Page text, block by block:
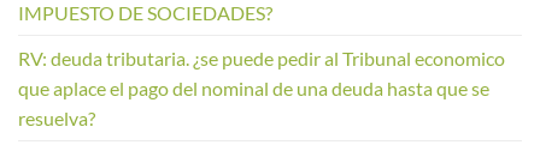
IMPUESTO DE SOCIEDADES?
RV: deuda tributaria. ¿se puede pedir al Tribunal economico
que aplace el pago del nominal de una deuda hasta que se
resuelva?